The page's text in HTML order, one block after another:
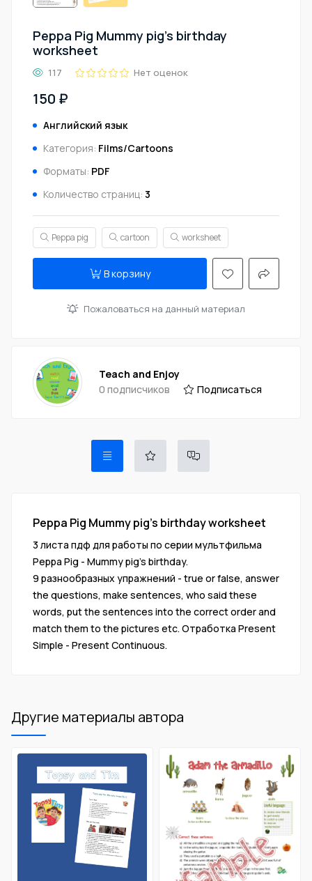
Peppa Pig Mummy pig's birthday
worksheet
117 Нет оценок
150 ₽
Английский язык
Категория: Films/Cartoons
Форматы: PDF
Количество страниц: 3
Peppa pig cartoon worksheet
В корзину
Пожаловаться на данный материал
Teach and Enjoy
0 подписчиков
Подписаться
Peppa Pig Mummy pig's birthday worksheet
3 листа пдф для работы по серии мультфильма
Peppa Pig - Mummy pig's birthday.
9 разнообразных упражнений - true or false, answer
the questions, make sentences, who said these
words, put the sentences into the correct order and
match them to the pictures etc. Отработка Present
Simple - Present Continuous.
Другие материалы автора